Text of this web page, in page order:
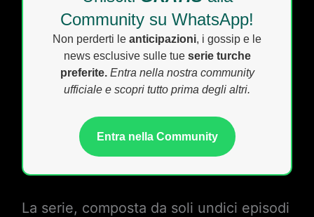
Community su WhatsApp!
Non perderti le anticipazioni, i gossip e le
news esclusive sulle tue serie turche
preferite. Entra nella nostra community
ufficiale e scopri tutto prima degli altri.
Entra nella Community
La serie, composta da soli undici episodi